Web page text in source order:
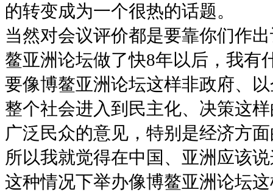
的转变成为一个很热的话题。
当然对会议评价都是要靠你们作
鳌亚洲论坛做了快8年以后，我有
要像博鳌亚洲论坛这样非政府、
整个社会进入到民主化、决策这
广泛民众的意见，特别是经济方
所以我就觉得在中国、亚洲应该
这种情况下举办像博鳌亚洲论坛